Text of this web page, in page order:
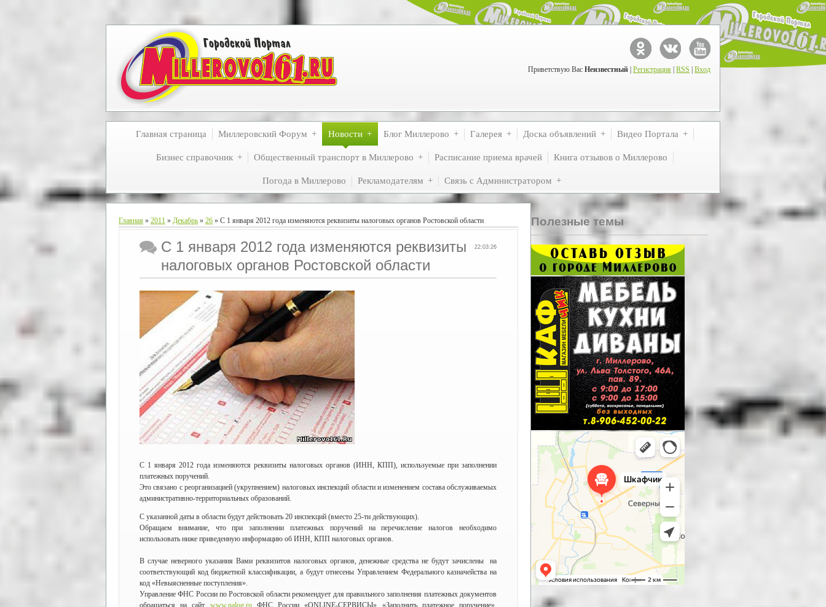
Приветствую Вас Неизвестный Регистрация RSS Вход
Главная страница Миллеровский Форум Новости Блог Миллерово Галерея Доска объявлений Видео Портала
Бизнес справочник Общественный транспорт в Миллерово Расписание приема врачей Книга отзывов о Миллерово
Погода в Миллерово Рекламодателям Связь с Администратором
Главная » 2011 » Декабрь » 26 » С 1 января 2012 года изменяются реквизиты налоговых органов Ростовской области
22:03:26
С 1 января 2012 года изменяются реквизиты
налоговых органов Ростовской области
С 1 января 2012 года изменяются реквизиты налоговых органов (ИНН, КПП), используемые при заполнении
платежных поручений.
Это связано с реорганизацией (укрупнением) налоговых инспекций области и изменением состава обслуживаемых
административно-территориальных образований.
С указанной даты в области будут действовать 20 инспекций (вместо 25-ти действующих).
Обращаем внимание, что при заполнении платежных поручений на перечисление налогов необходимо
использовать ниже приведенную информацию об ИНН, КПП налоговых органов.
В случае неверного указания Вами реквизитов налоговых органов, денежные средства не будут зачислены на
соответствующий код бюджетной классификации, а будут отнесены Управлением Федерального казначейства на
код «Невыясненные поступления».
Управление ФНС России по Ростовской области рекомендует для правильного заполнения платежных документов
обращаться на сайт www.nalog.ru ФНС России «ONLINE-СЕРВИСЫ» «Заполнить платежное поручение»,
Полезные темы